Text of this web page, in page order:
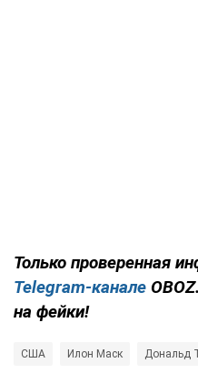
Только проверенная
Telegram-канале
на фейки!
США Илон Маск Дональд